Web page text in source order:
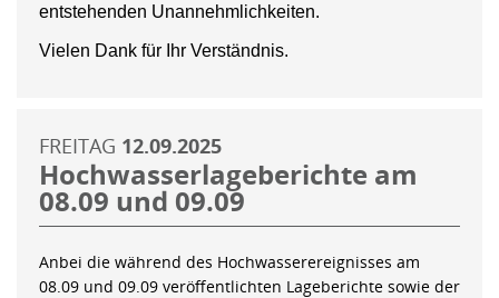
entstehenden Unannehmlichkeiten.
Vielen Dank für Ihr Verständnis.
FREITAG 12.09.2025
Hochwasserlageberichte am
08.09 und 09.09
Anbei die während des Hochwasserereignisses am
08.09 und 09.09 veröffentlichten Lageberichte sowie der